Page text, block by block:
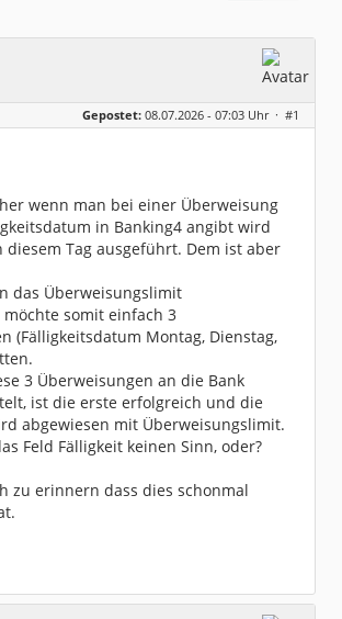
Angabe
Gepostet: 08.07.2026 - 07:03 Uhr · #1
wenn man bei einer Überweisung
in Banking4 angibt wird
diesem Tag ausgeführt. Dem ist aber
das Überweisungslimit
somit einfach 3
(Fälligkeitsdatum Montag, Dienstag,
3 Überweisungen an die Bank
ist die erste erfolgreich und die
abgewiesen mit Überweisungslimit.
Feld Fälligkeit keinen Sinn, oder?
zu erinnern dass dies schonmal